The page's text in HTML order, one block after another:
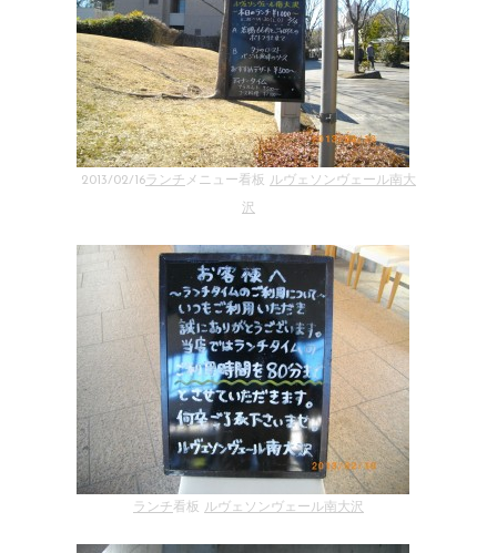
2013/02/16ランチ メニュー看板 ルヴェソンヴェール南大
沢
ランチ看板 ルヴェソンヴェール南大沢